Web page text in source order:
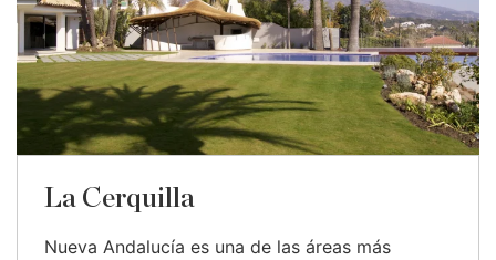
La Cerquilla
Nueva Andalucía es una de las áreas más